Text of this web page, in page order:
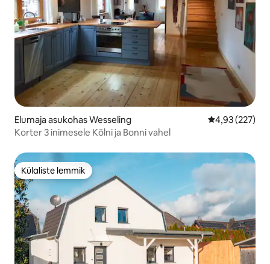
Elumaja asukohas Wesseling Keskmine
4,93 (227)
Korter 3 inimesele Kölni ja Bonni vahel
Külaliste lemmik
Külaliste lemmik